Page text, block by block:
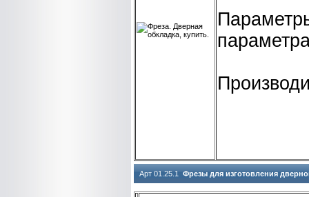
Арт 01.25.1 Фрезы для изготовления